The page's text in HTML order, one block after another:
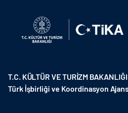
T.C. KÜLTÜR VE TURİZM BAKANLIĞI
Türk İşbirliği ve Koordinasyon